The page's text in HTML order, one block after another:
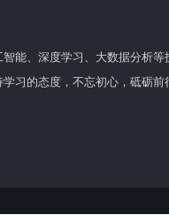
智能、深度学习、大数据分析
学习的态度，不忘初心，砥砺前